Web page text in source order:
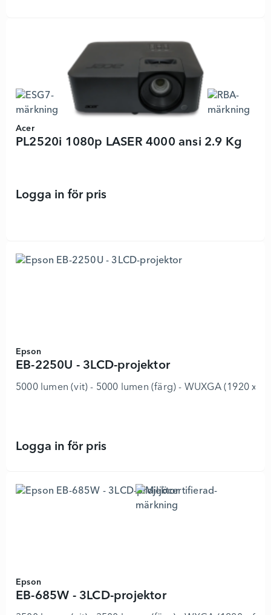
Acer
PL2520i 1080p LASER 4000 ansi 2.9 Kg
Logga in för prisPL2520i 1080p LASER 4000 ansi
Epson
EB-2250U - 3LCD-projektor
5000 lumen (vit) - 5000 lumen (färg) - WUXGA (1920 x
Logga in för prisEB-2250U - 3LCD-projektor -
Epson
EB-685W - 3LCD-projektor